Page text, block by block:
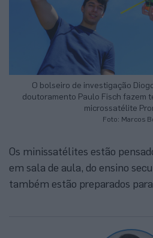
O bolseiro de investigação
doutoramento Paulo Fisch fazem
microssatélite
Foto: Marcos
Os minissatélites estão
em sala de aula, do ensino
também estão preparados